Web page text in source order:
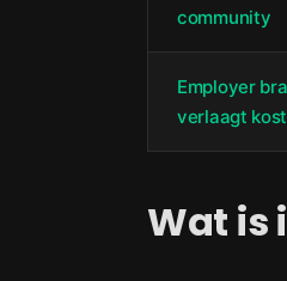
community
Employer
verlaagt
Wat is